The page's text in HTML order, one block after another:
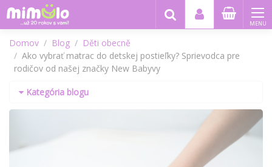
MENU
Domov Blog
Děti obecně
Ako vybrať matrac do detskej postieľky? Sprievodca pre
rodičov od našej značky New Babyvy
Kategória blogu